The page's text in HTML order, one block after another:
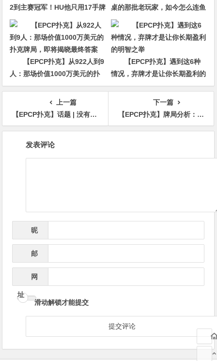
2到主赛冠军！HU他只用17手牌
就赢走1000万刀！
桌的那批老玩家，如今怎么连鱼
都打不过了
【EPCP扑克】从922人到9
人：那场价值1000万美元的扑
克牌局，即将揭晓最终答案
【EPCP扑克】遇到这6种
情况，弃牌才是让你长期盈利的
明智之举
上一篇
【EPCP扑克】话题 | 没有必要与鱼混在一起
下一篇
【EPCP扑克】牌局分析：顺子到了就缩水
发表评论
昵
邮
网
址
滑动解锁才能提交